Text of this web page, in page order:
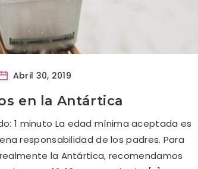
Abril 30, 2019
en la Antártica
1 minuto La edad mínima aceptada es
responsabilidad de los padres. Para
la Antártica, recomendamos